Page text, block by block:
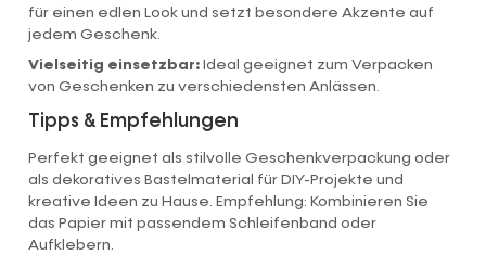
für einen edlen Look und setzt besondere Akzente auf
jedem Geschenk.
Vielseitig einsetzbar: Ideal geeignet zum Verpacken
von Geschenken zu verschiedensten Anlässen.
Tipps & Empfehlungen
Perfekt geeignet als stilvolle Geschenkverpackung oder
als dekoratives Bastelmaterial für DIY-Projekte und
kreative Ideen zu Hause. Empfehlung: Kombinieren Sie
das Papier mit passendem Schleifenband oder
Aufklebern.